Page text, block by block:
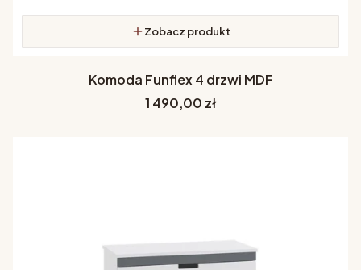
Zobacz produkt
Komoda Funflex 4 drzwi MDF
Cena
1 490,00 zł